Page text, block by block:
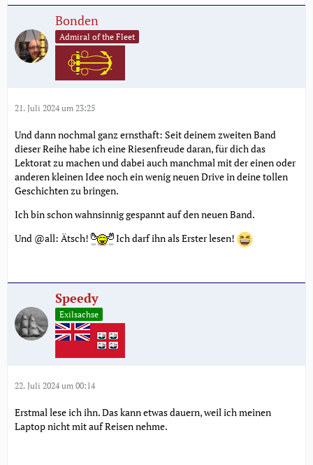
Bonden
Admiral of the Fleet
21. Juli 2024 um 23:25
Und dann nochmal ganz ernsthaft: Seit deinem zweiten Band
dieser Reihe habe ich eine Riesenfreude daran, für dich das
Lektorat zu machen und dabei auch manchmal mit der einen oder
anderen kleinen Idee noch ein wenig neuen Drive in deine tollen
Geschichten zu bringen.
Ich bin schon wahnsinnig gespannt auf den neuen Band.
Und @all: Ätsch!
Ich darf ihn als Erster lesen!
Speedy
Exilsachse
22. Juli 2024 um 00:14
Erstmal lese ich ihn. Das kann etwas dauern, weil ich meinen
Laptop nicht mit auf Reisen nehme.